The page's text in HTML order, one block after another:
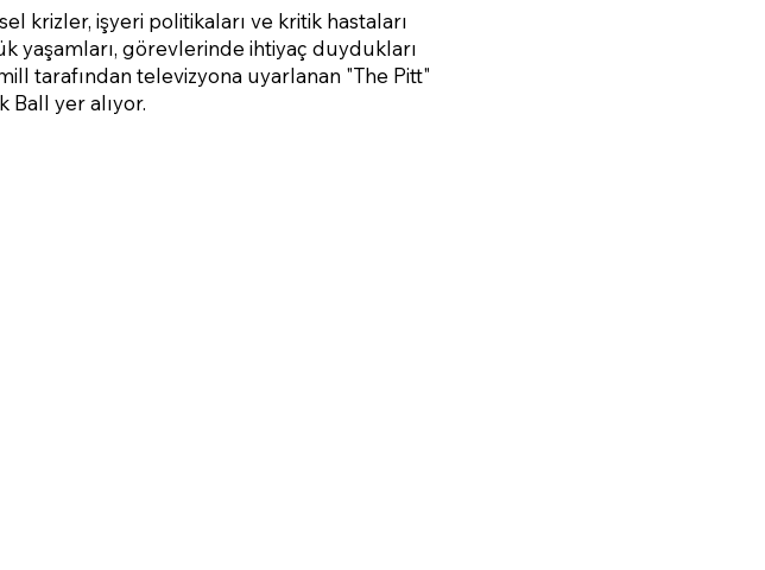
krizler, işyeri politikaları ve kritik hastaları
görevlerinde ihtiyaç duydukları
tarafından televizyona uyarlanan "The Pitt"
Ball yer alıyor.